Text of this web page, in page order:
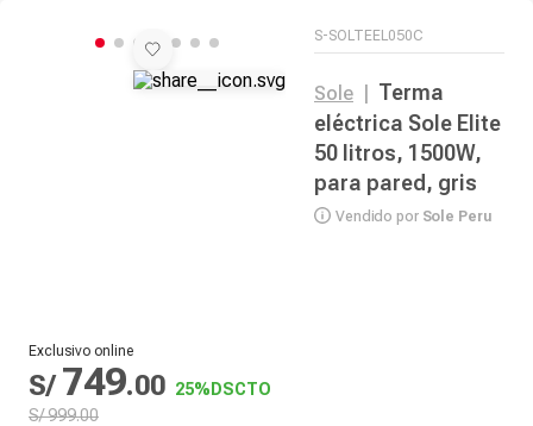
S-SOLTEEL050C
Sole
Terma
eléctrica Sole Elite
50 litros, 1500W,
para pared, gris
Vendido por Sole Peru
Exclusivo online
S/ 749.00 25% DSCTO
S/999.00